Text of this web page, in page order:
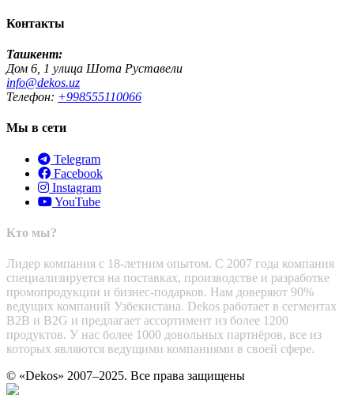
Контакты
Ташкент:
Дом 6, 1 улица Шота Руставели
info@dekos.uz
Телефон: +998555110066
Мы в сети
Telegram
Facebook
Instagram
YouTube
Кто мы?
Лидер компания с 18-летним опытом. С 2007 года компания
специализируется на поставках, производстве и разработке
промопродукции и бизнес-подарков. Нам доверяют 90%
ведущих компаний Узбекистана. Dekos работает в сегментах
B2B и B2G и предлагает ассортимент из более 1200
продуктов. У нас более 1000 довольных партнёров, все из
которых являются ведущими компаниями в своей сфере.
© «Dekos» 2007–2025. Все права защищены